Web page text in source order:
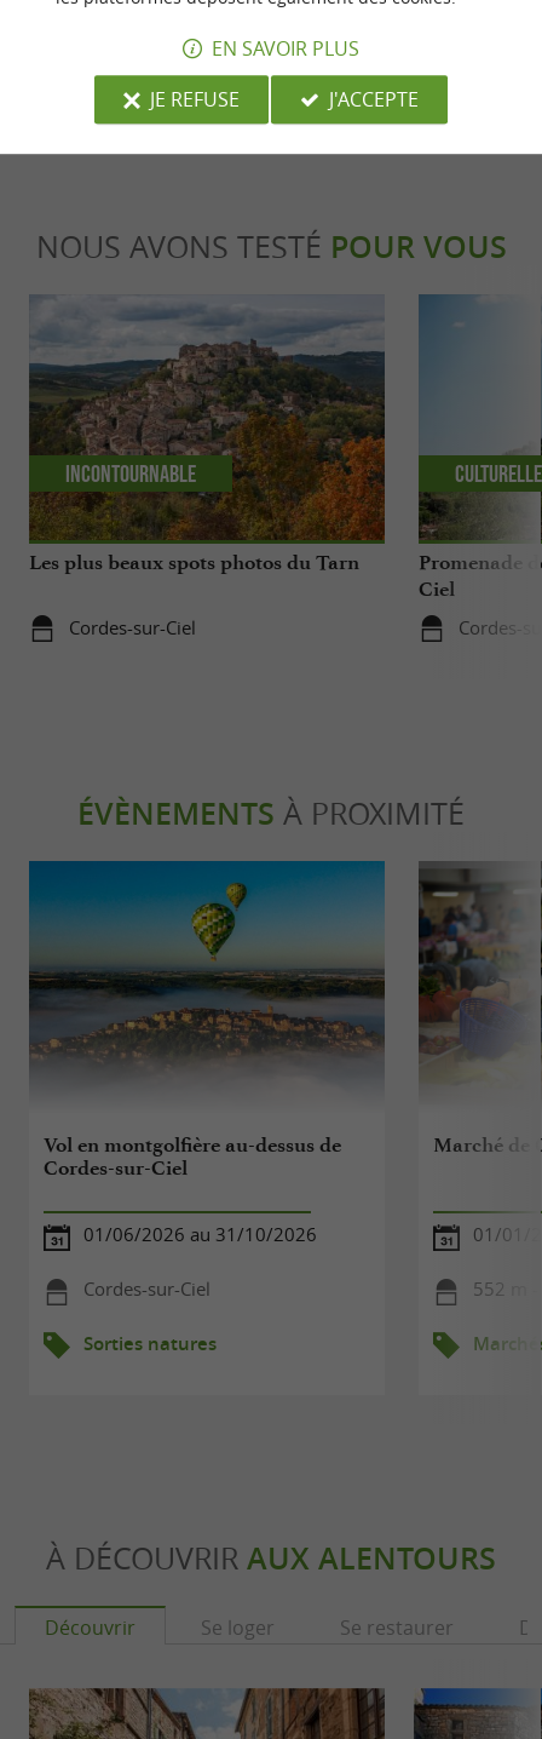
dernière mise à jour :27/05/2026 à 10:43:26
Source :Evènement proposé par un internaute
NOUS AVONS TESTÉ POUR VOUS
Les plus beaux spots photos du Tarn
Cordes-sur-Ciel
Incontournable
Promenade
Ciel
Cordes-
Culturelle
ÉVÈNEMENTS À PROXIMITÉ
Vol en montgolfière au-dessus de
Cordes-sur-Ciel
01/06/2026 au 31/10/2026
Cordes-sur-Ciel
Sorties natures
Marché de
01/01/
552 m -
À DÉCOUVRIR AUX ALENTOURS
Découvrir Se loger Se restaurer
EN SAVOIR PLUS
JE REFUSE
J'ACCEPTE